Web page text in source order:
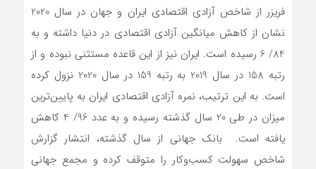
فریزر از شاخص آزادی اقتصادی ایران و جهان در سال 2020
نشان از کاهش میانگین آزادی اقتصادی در دنیا داشته و به
84/ 6 رسیده ‌است. ایران نیز از این قاعده مستثنی نبوده و از
رتبه 158 در سال 2019 به رتبه 159 در سال 2020 نزول کرده
است. به این ترتیب، نمره ‌آزادی اقتصادی ایران به پایین‌ترین
میزان در طی 20 سال گذشته رسیده و به عدد 96/ 4 کاهش
یافته است. بانک جهانی از سال گذشته، انتشار گزارش
شاخص سهولت کسب‌و‌کار را متوقف کرده و مجمع جهانی